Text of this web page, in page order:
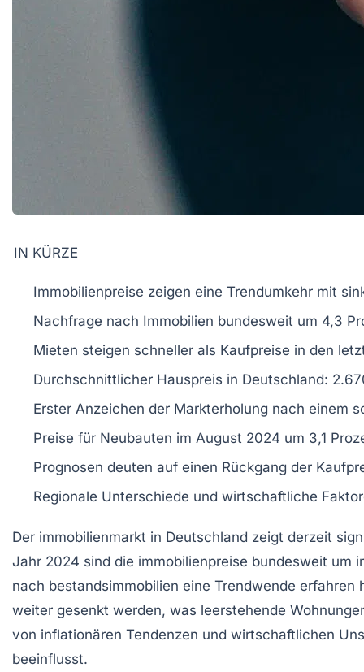
IN KÜRZE
Immobilienpreise zeigen eine Trendumkehr mit
Nachfrage nach Immobilien bundesweit um 4,3
Mieten steigen schneller als Kaufpreise in den
Durchschnittlicher Hauspreis in Deutschland:
Erster Anzeichen der Markterholung nach einem
Preise für Neubauten im August 2024 um 3,1
Prognosen deuten auf einen Rückgang der
Regionale Unterschiede und wirtschaftliche
Der immobilienmarkt in Deutschland zeigt derzeit
Jahr 2024 sind die immobilienpreise bundesweit um
nach bestandsimmobilien eine Trendwende erfahren
weiter gesenkt werden, was leerstehende
von inflationären Tendenzen und wirtschaftlichen
beeinflusst.